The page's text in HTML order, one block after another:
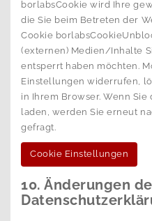
borlabsCookie wird Ihre
die Sie beim Betreten der
Cookie
(externen) Medien/Inhalte
entsperrt haben möchten.
Einstellungen widerrufen,
in Ihrem Browser. Wenn
laden, werden Sie erneut
gefragt.
Cookie Einstellungen
10. Änderungen